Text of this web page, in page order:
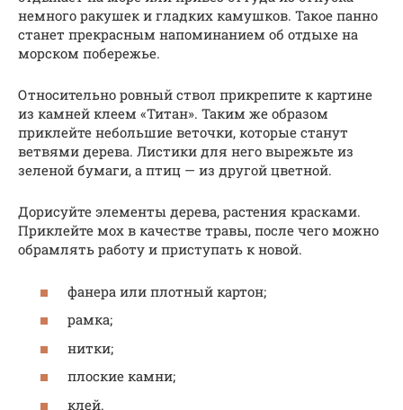
немного ракушек и гладких камушков. Такое панно
станет прекрасным напоминанием об отдыхе на
морском побережье.
Относительно ровный ствол прикрепите к картине
из камней клеем «Титан». Таким же образом
приклейте небольшие веточки, которые станут
ветвями дерева. Листики для него вырежьте из
зеленой бумаги, а птиц — из другой цветной.
Дорисуйте элементы дерева, растения красками.
Приклейте мох в качестве травы, после чего можно
обрамлять работу и приступать к новой.
фанера или плотный картон;
рамка;
нитки;
плоские камни;
клей.